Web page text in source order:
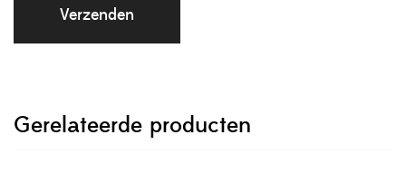
Gerelateerde producten